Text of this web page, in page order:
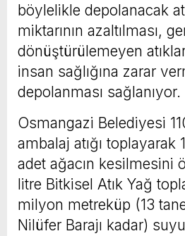
böylelikle depolanacak
miktarının azaltılması,
dönüştürülemeyen
insan sağlığına zarar
depolanması sağlanıyor.
Osmangazi Belediyesi
ambalaj atığı toplayarak
adet ağacın kesilmesini
litre Bitkisel Atık Yağ
milyon metreküp (13
Nilüfer Barajı kadar)